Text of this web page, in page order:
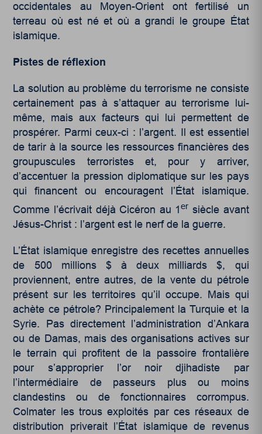
occidentales au Moyen-Orient ont fertilisé un
terreau où est né et où a grandi le groupe État
islamique.
Pistes de réflexion
La solution au problème du terrorisme ne consiste
certainement pas à s’attaquer au terrorisme lui-
même, mais aux facteurs qui lui permettent de
prospérer. Parmi ceux-ci : l’argent. Il est essentiel
de tarir à la source les ressources financières des
groupuscules terroristes et, pour y arriver,
d’accentuer la pression diplomatique sur les pays
qui financent ou encouragent l’État islamique.
Comme l’écrivait déjà Cicéron au 1er siècle avant
Jésus-Christ : l’argent est le nerf de la guerre.
L’État islamique enregistre des recettes annuelles
de 500 millions $ à deux milliards $, qui
proviennent, entre autres, de la vente du pétrole
présent sur les territoires qu’il occupe. Mais qui
achète ce pétrole? Principalement la Turquie et la
Syrie. Pas directement l’administration d’Ankara
ou de Damas, mais des organisations actives sur
le terrain qui profitent de la passoire frontalière
pour s’approprier l’or noir djihadiste par
l’intermédiaire de passeurs plus ou moins
clandestins ou de fonctionnaires corrompus.
Colmater les trous exploités par ces réseaux de
distribution priverait l’État islamique de revenus